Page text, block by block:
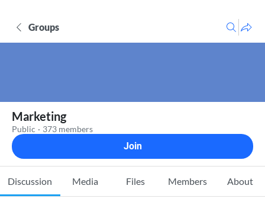
Groups
Marketing
Public · 373 members
Join
Discussion Media Files Members About